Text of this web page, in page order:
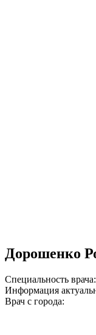
Дорошенко
Специальность врача:
Информация
Врач с города: